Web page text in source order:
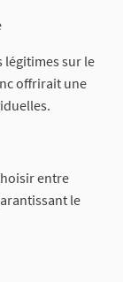
légitimes sur le
offrirait une
entre
le